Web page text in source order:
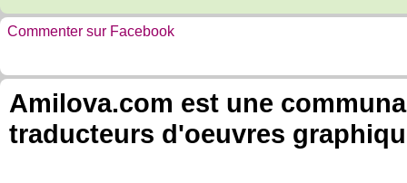
Commenter sur Facebook
Amilova.com est une
traducteurs d'oeuvres